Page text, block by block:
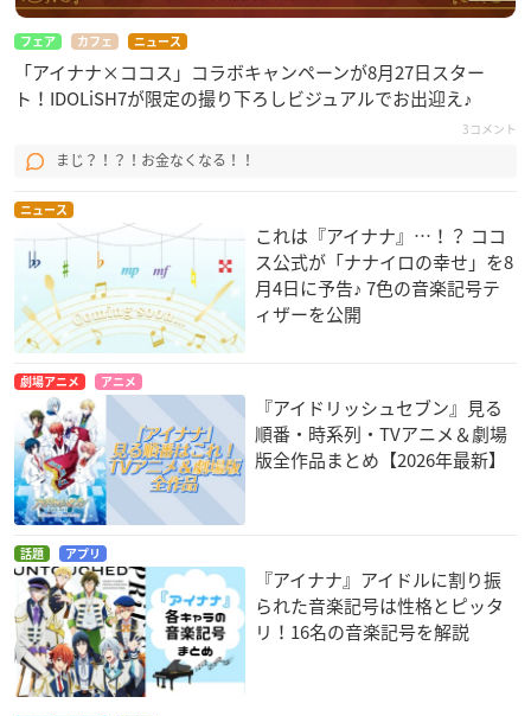
フェア カフェ ニュース
「アイナナ×ココス」コラボキャンペーンが8月27日スター
ト！IDOLiSH7が限定の撮り下ろしビジュアルでお出迎え♪
3コメント
まじ？！？！お金なくなる！！
ニュース
これは『アイナナ』…！？ ココ
ス公式が「ナナイロの幸せ」を8
月4日に予告♪ 7色の音楽記号テ
ィザーを公開
劇場アニメ アニメ
『アイドリッシュセブン』見る
順番・時系列・TVアニメ＆劇場
版全作品まとめ【2026年最新】
話題 アプリ
『アイナナ』アイドルに割り振
られた音楽記号は性格とピッタ
リ！16名の音楽記号を解説